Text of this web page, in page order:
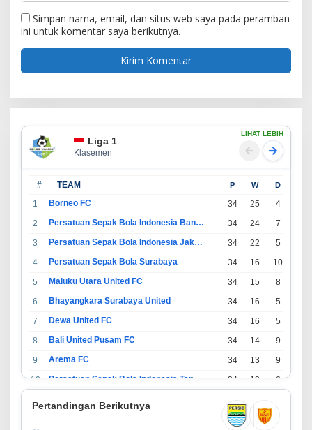
Simpan nama, email, dan situs web saya pada peramban
ini untuk komentar saya berikutnya.
Liga 1
Klasemen
LIHAT LEBIH
# TEAM P W D
1 Borneo FC 34 25 4
2
Persatuan Sepak Bola Indonesia Bandung 34 24 7
3
Persatuan Sepak Bola Indonesia Jakarta 34 22 5
4
Persatuan Sepak Bola Surabaya 34 16 10
5
Maluku Utara United FC 34 15 8
6
Bhayangkara Surabaya United 34 16 5
7
Dewa United FC 34 16 5
8
Bali United Pusam FC 34 14 9
9
Arema FC 34 13 9
10
Persatuan Sepak Bola Indonesia Tangerang 34 13 6
34 11
Pertandingan Berikutnya